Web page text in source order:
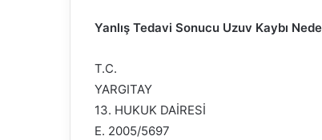
Yanlış Tedavi Sonucu Uzuv Kaybı
T.C.
YARGITAY
13. HUKUK DAİRESİ
E. 2005/5697